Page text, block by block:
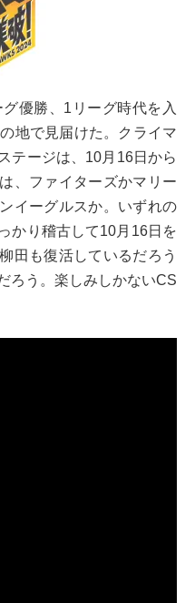
優勝、1リーグ時代を入
地で見届けた。クライマ
テージは、10月16日から
、ファイターズかマリー
イーグルスか。いずれの
かり稽古して10月16日を
田も復活しているだろう
ろう。楽しみしかないCS